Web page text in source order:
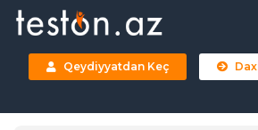
Qeydiyyatdan Keç